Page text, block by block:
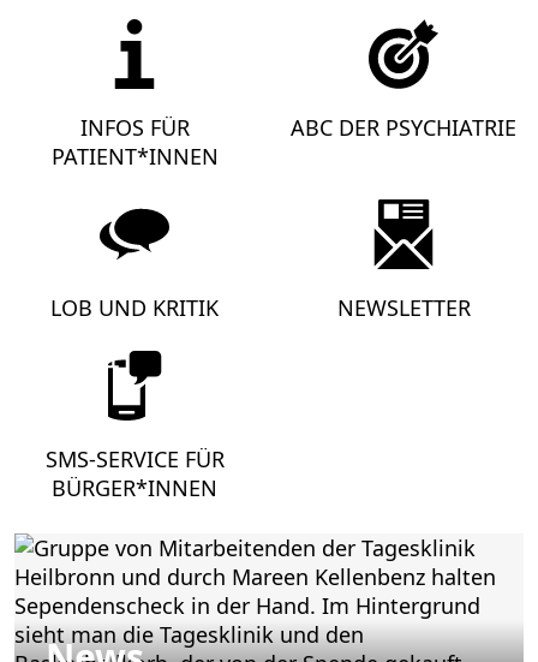
INFOS FÜR
PATIENT*INNEN
ABC DER PSYCHIATRIE
LOB UND KRITIK NEWSLETTER
SMS-SERVICE FÜR
BÜRGER*INNEN